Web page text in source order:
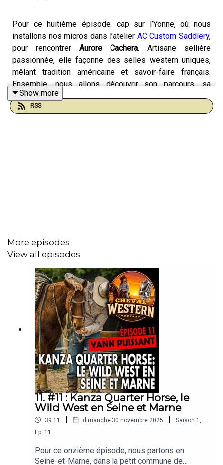
Pour ce huitième épisode, cap sur l’Yonne, où nous
installons nos micros dans l’atelier AC Custom Saddlery,
pour rencontrer Aurore Cachera. Artisane sellière
passionnée, elle façonne des selles western uniques,
mêlant tradition américaine et savoir-faire français.
Ensemble, nous allons découvrir son parcours, sa
passion pour le western, et les secrets d’un métier où
chaque couture raconte une histoire.
Viacheslav Starostin, Vlad Krotov.
Show more
RSS
More episodes
View all episodes
11. #11 : Kanza Quarter Horse, le
Wild West en Seine et Marne
39:11 | dimanche 30 novembre 2025 | Saison 1
Ep. 11
Pour ce onzième épisode, nous partons en
Seine-et-Marne, dans la petit commune de